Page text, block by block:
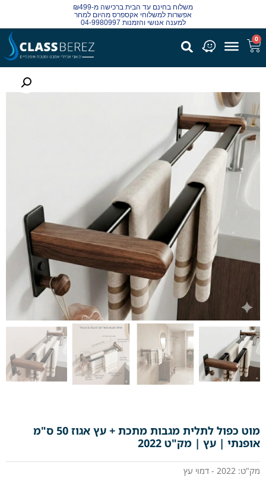
משלוח בחינם עד הבית ברכישה מ-₪499
אפשרות למשלוחי אקספרס מהיום למחר
למענה אנושי והזמנות 04-9980997
0
מוט כפול לתלית מגבות מתכת + עץ אגוז 50 ס"מ
אופנתי | עץ | מק"ט 2022
מק"ט: 2022 - דמוי עץ